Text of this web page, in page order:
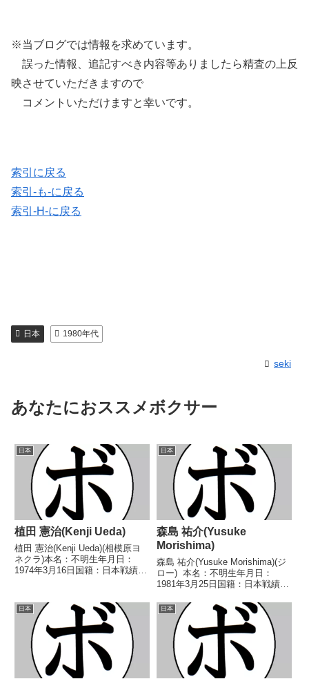
※当ブログでは情報を求めています。
誤った情報、追記すべき内容等ありましたら精査の上反
映させていただきますので
コメントいただけますと幸いです。
索引に戻る
索引-も-に戻る
索引-H-に戻る
日本 1980年代
seki
あなたにおススメボクサー
日本
植田 憲治(Kenji Ueda)
植田 憲治(Kenji Ueda)(相模原ヨ
ネクラ)本名：不明生年月日：
1974年3月16日国籍：日本戦績：
ンタム級新人王【戦歴】
1991/12/17 ○4R判定 (採点...
日本
森島 祐介(Yusuke
Morishima)
森島 祐介(Yusuke Morishima)(ジ
ロー) 本名：不明生年月日：
1981年3月25日国籍：日本戦績：
イトル】1999年度中日本スーパ
ーフライ級新人王 【戦歴】
1998/04/19...
日本 日本